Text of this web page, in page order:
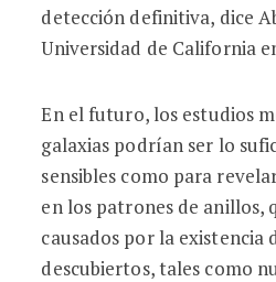
detección definitiva, dice
Universidad de California
En el futuro, los estudios
galaxias podrían ser lo
sensibles como para
en los patrones de anillos,
causados por la existencia
descubiertos, tales como